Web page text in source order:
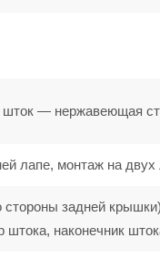
шток — нержавеющая
лапе, монтаж на
стороны задней
штока, наконечник